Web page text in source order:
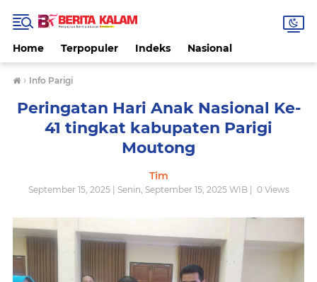
Home Terpopuler Indeks Nasional
› Info Parigi
Peringatan Hari Anak Nasional Ke-
41 tingkat kabupaten Parigi
Moutong
Tim
September 15, 2025 | Senin, September 15, 2025 WIB | 0Views